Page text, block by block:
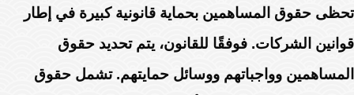
تحظى حقوق المساهمين بحماية قانونية كبيرة في إطار
قوانين الشركات. فوفقًا للقانون، يتم تحديد حقوق
المساهمين وواجباتهم ووسائل حمايتهم. تشمل حقوق